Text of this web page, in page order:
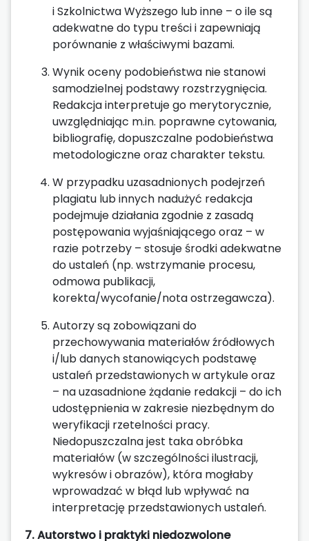
i Szkolnictwa Wyższego lub inne – o ile są
adekwatne do typu treści i zapewniają
porównanie z właściwymi bazami.
Wynik oceny podobieństwa nie stanowi
samodzielnej podstawy rozstrzygnięcia.
Redakcja interpretuje go merytorycznie,
uwzględniając m.in. poprawne cytowania,
bibliografię, dopuszczalne podobieństwa
metodologiczne oraz charakter tekstu.
W przypadku uzasadnionych podejrzeń
plagiatu lub innych nadużyć redakcja
podejmuje działania zgodnie z zasadą
postępowania wyjaśniającego oraz – w
razie potrzeby – stosuje środki adekwatne
do ustaleń (np. wstrzymanie procesu,
odmowa publikacji,
korekta/wycofanie/nota ostrzegawcza).
Autorzy są zobowiązani do
przechowywania materiałów źródłowych
i/lub danych stanowiących podstawę
ustaleń przedstawionych w artykule oraz
– na uzasadnione żądanie redakcji – do ich
udostępnienia w zakresie niezbędnym do
weryfikacji rzetelności pracy.
Niedopuszczalna jest taka obróbka
materiałów (w szczególności ilustracji,
wykresów i obrazów), która mogłaby
wprowadzać w błąd lub wpływać na
interpretację przedstawionych ustaleń.
7. Autorstwo i praktyki niedozwolone